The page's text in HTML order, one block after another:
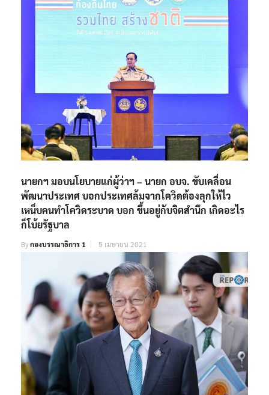
นายกฯ มอบนโยบายแก่ผู้ว่าฯ – นายก อบจ. ขับเคลื่อน
พัฒนาประเทศ บอกประเทศล้มจากโควิดต้องลุกให้ไว
เหน็บคนทำโควิดระบาด บอก ขึ้นอยู่กับจิตสำนึก เกิดอะไร
ก็โบ้ยรัฐบาล
Byกองบรรณาธิการ 1 5 เมษายน 2021